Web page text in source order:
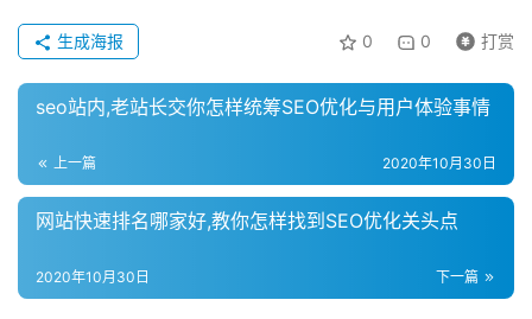
0 0 打赏
生成海报
seo站内,老站长交你怎样统筹SEO优化与用户体验事情
上一篇 2020年10月30日
网站快速排名哪家好,教你怎样找到SEO优化关头点
下一篇
2020年10月30日